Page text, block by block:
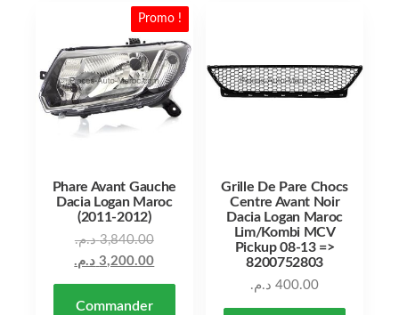
Promo !
Phare Avant Gauche
Dacia Logan Maroc
(2011-2012)
3,840.00 د.م.
3,200.00 د.م.
Commander
Grille De Pare Chocs
Centre Avant Noir
Dacia Logan Maroc
Lim/Kombi MCV
Pickup 08-13 =>
8200752803
400.00 د.م.